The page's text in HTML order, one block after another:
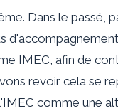
Dans le passé,
IMEC, afin de
revoir cela se
comme une